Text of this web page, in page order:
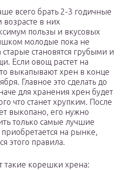
всего брать 2-3 годичные
в них
пользы и вкусовых
молодые пока не
старые становятся грубыми и
Если овощ растет на
выкапывают хрен в конце
Главное это сделать до
для хранения хрен будет
что станет хрупким. После
выкопано, его нужно
только самые лучшие
на рынке,
этого правила.
такие корешки хрена: